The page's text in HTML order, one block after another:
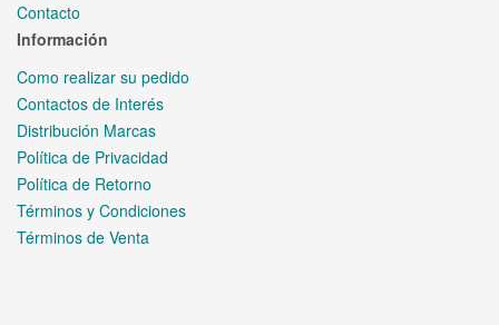
Contacto
Información
Como realizar su pedido
Contactos de Interés
Distribución Marcas
Política de Privacidad
Política de Retorno
Términos y Condiciones
Términos de Venta